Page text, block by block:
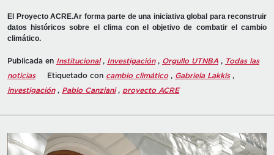
El Proyecto ACRE.Ar forma parte de una iniciativa global para reconstruir
datos históricos sobre el clima con el objetivo de combatir el cambio
climático.
Publicada en Institucional, Investigación, Orgullo UTNBA , Todas las
noticias
Etiquetado con cambio climático, Gabriela Lakkis,
investigación, Pablo Canziani, proyecto ACRE